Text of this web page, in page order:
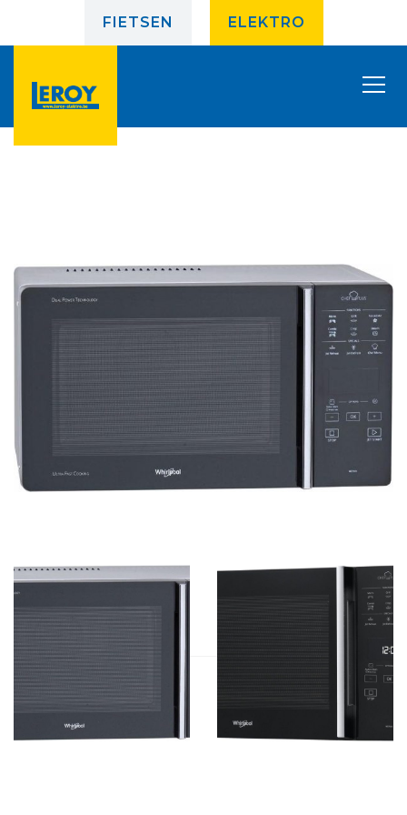
FIETSEN ELEKTRO